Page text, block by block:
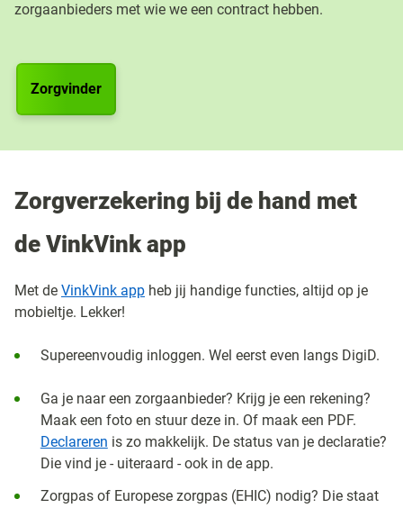
zorgaanbieders met wie we een contract hebben.
Zorgvinder
Zorgverzekering bij de hand met
de VinkVink app
Met de VinkVink app heb jij handige functies, altijd op je
mobieltje. Lekker!
Supereenvoudig inloggen. Wel eerst even langs DigiD.
Ga je naar een zorgaanbieder? Krijg je een rekening?
Maak een foto en stuur deze in. Of maak een PDF.
Declareren is zo makkelijk. De status van je declaratie?
Die vind je - uiteraard - ook in de app.
Zorgpas of Europese zorgpas (EHIC) nodig? Die staat